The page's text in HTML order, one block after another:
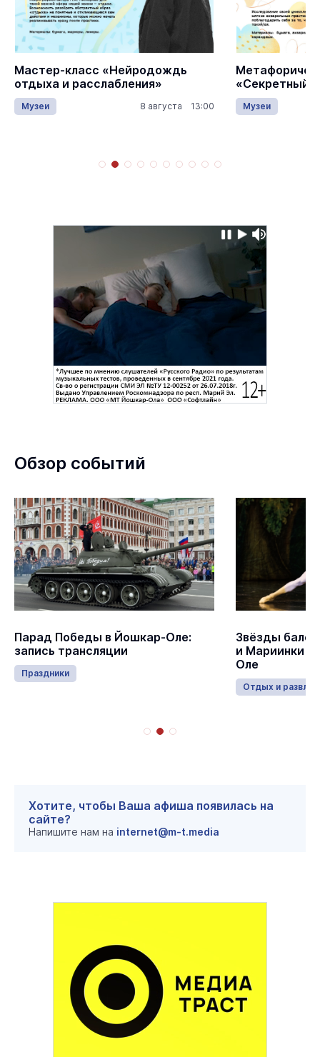
Мастер‑класс «Нейродождь
отдыха и расслабления»
Музеи 8 августа 13:00
«Секретный
Музеи
Обзор событий
Парад Победы в Йошкар-Оле:
запись трансляции
Праздники
Звёзды
и Мариинки
Оле
Отдых и
Хотите, чтобы Ваша афиша появилась на
сайте?
Напишите нам на internet@m-t.media